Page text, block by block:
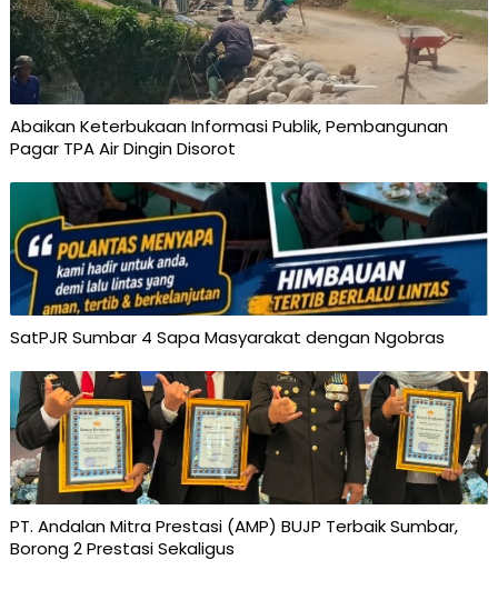
Abaikan Keterbukaan Informasi Publik, Pembangunan
Pagar TPA Air Dingin Disorot
SatPJR Sumbar 4 Sapa Masyarakat dengan Ngobras
PT. Andalan Mitra Prestasi (AMP) BUJP Terbaik Sumbar,
Borong 2 Prestasi Sekaligus